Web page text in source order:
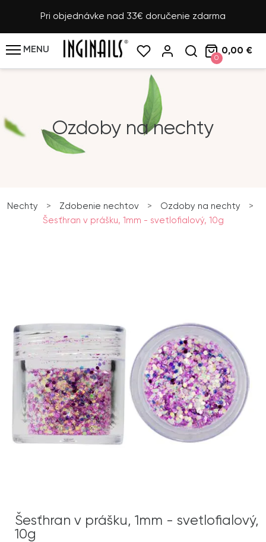
Pri objednávke nad 33€ doručenie zdarma
MENU
0
0,00 €
Ozdoby na nechty
Nechty > Zdobenie nechtov > Ozdoby na nechty
>
Šesťhran v prášku, 1mm - svetlofialový, 10g
Šesťhran v prášku, 1mm - svetlofialový,
10g